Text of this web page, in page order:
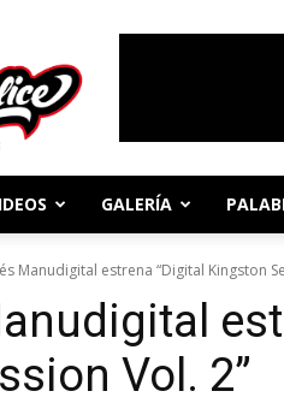
GALERÍA
Manudigital estrena “Digital Kingston
Vol. 2”